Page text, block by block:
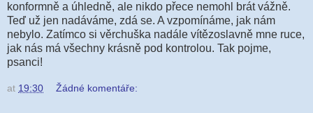
konformně a úhledně, ale nikdo přece nemohl brát vážně.
Teď už jen nadáváme, zdá se. A vzpomínáme, jak nám
nebylo. Zatímco si věrchuška nadále vítězoslavně mne ruce,
jak nás má všechny krásně pod kontrolou. Tak pojme,
psanci!
at 19:30 Žádné komentáře: